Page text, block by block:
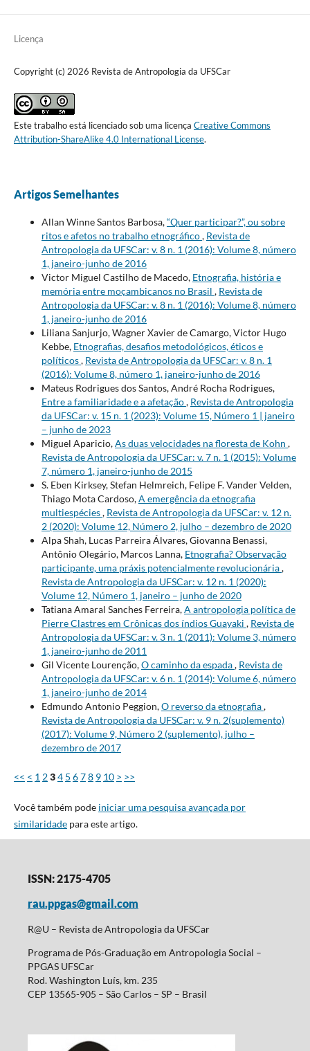
Licença
Copyright (c) 2026 Revista de Antropologia da UFSCar
Este trabalho está licenciado sob uma licença Creative Commons
Attribution-ShareAlike 4.0 International License.
Artigos Semelhantes
Allan Winne Santos Barbosa,“Quer participar?”, ou sobre
ritos e afetos no trabalho etnográfico, Revista de
Antropologia da UFSCar: v. 8 n. 1 (2016): Volume 8, número
1, janeiro-junho de 2016
Victor Miguel Castilho de Macedo, Etnografia, história e
memória entre moçambicanos no Brasil , Revista de
Antropologia da UFSCar: v. 8 n. 1 (2016): Volume 8, número
1, janeiro-junho de 2016
Liliana Sanjurjo, Wagner Xavier de Camargo, Victor Hugo
Kebbe, Etnografias, desafios metodológicos, éticos e
políticos, Revista de Antropologia da UFSCar: v. 8 n. 1
(2016): Volume 8, número 1, janeiro-junho de 2016
Mateus Rodrigues dos Santos, André Rocha Rodrigues,
Entre a familiaridade e a afetação, Revista de Antropologia
da UFSCar: v. 15 n. 1 (2023): Volume 15, Número 1 | janeiro
– junho de 2023
Miguel Aparicio,As duas velocidades na floresta de Kohn ,
Revista de Antropologia da UFSCar: v. 7 n. 1 (2015): Volume
7, número 1, janeiro-junho de 2015
S. Eben Kirksey, Stefan Helmreich, Felipe F. Vander Velden,
Thiago Mota Cardoso,A emergência da etnografia
multiespécies, Revista de Antropologia da UFSCar: v. 12 n.
2 (2020): Volume 12, Número 2, julho – dezembro de 2020
Alpa Shah, Lucas Parreira Álvares, Giovanna Benassi,
Antônio Olegário, Marcos Lanna, Etnografia? Observação
participante, uma práxis potencialmente revolucionária,
Revista de Antropologia da UFSCar: v. 12 n. 1 (2020):
Volume 12, Número 1, janeiro – junho de 2020
Tatiana Amaral Sanches Ferreira,A antropologia política de
Pierre Clastres em Crônicas dos índios Guayaki , Revista de
Antropologia da UFSCar: v. 3 n. 1 (2011): Volume 3, número
1, janeiro-junho de 2011
Gil Vicente Lourenção,O caminho da espada, Revista de
Antropologia da UFSCar: v. 6 n. 1 (2014): Volume 6, número
1, janeiro-junho de 2014
Edmundo Antonio Peggion,O reverso da etnografia,
Revista de Antropologia da UFSCar: v. 9 n. 2(suplemento)
(2017): Volume 9, Número 2 (suplemento), julho –
dezembro de 2017
<< < 1 234 5 678 9 10 > >>
Você também pode iniciar uma pesquisa avançada por
similaridadepara este artigo.
ISSN: 2175-4705
rau.ppgas@gmail.com
R@U – Revista de Antropologia da UFSCar
Programa de Pós-Graduação em Antropologia Social –
PPGAS UFSCar
Rod. Washington Luís, km. 235
CEP 13565-905 – São Carlos – SP – Brasil